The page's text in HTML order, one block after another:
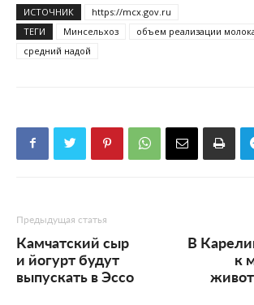
ИСТОЧНИК
https://mcx.gov.ru
ТЕГИ
Минсельхоз
объем реализации
средний надой
Предыдущая статья
Камчатский сыр
и йогурт будут
выпускать в Эссо
В
к